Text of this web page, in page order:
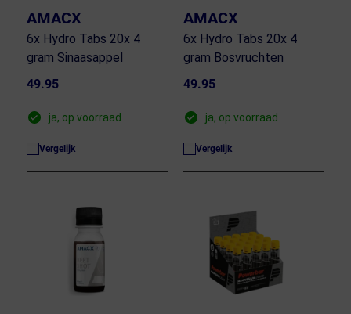
AMACX
6x Hydro Tabs 20x 4
gram Sinaasappel
49.95
ja, op voorraad
Vergelijk
AMACX
6x Hydro Tabs 20x 4
gram Bosvruchten
49.95
ja, op voorraad
Vergelijk